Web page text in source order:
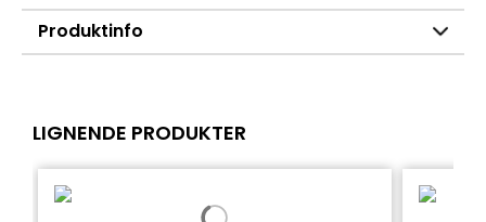
Produktinfo
LIGNENDE PRODUKTER